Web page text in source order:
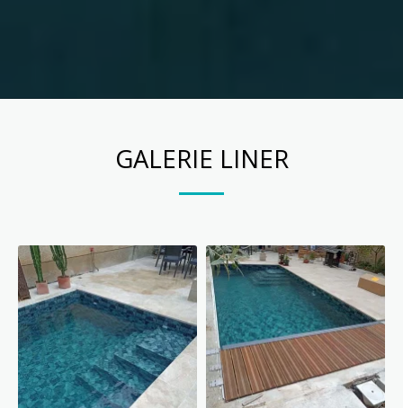
GALERIE LINER